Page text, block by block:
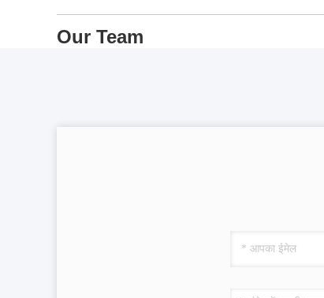
Service